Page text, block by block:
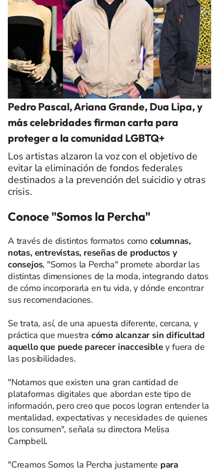
Pedro Pascal, Ariana Grande, Dua Lipa, y
más celebridades firman carta para
proteger a la comunidad LGBTQ+
Los artistas alzaron la voz con el objetivo de
evitar la eliminación de fondos federales
destinados a la prevención del suicidio y otras
crisis.
Conoce "Somos la Percha"
A través de distintos formatos como columnas,
notas, entrevistas, reseñas de productos y
consejos, "Somos la Percha" promete abordar las
distintas dimensiones de la moda, integrando datos
de cómo incorporarla en tu vida, y dónde encontrar
sus recomendaciones.
Se trata, así, de una apuesta diferente, cercana, y
práctica que muestra cómo alcanzar sin dificultad
aquello que puede parecer inaccesibley fuera de
las posibilidades.
"Notamos que existen una gran cantidad de
plataformas digitales que abordan este tipo de
información, pero creo que pocos logran entender la
mentalidad, expectativas y necesidades de quienes
los consumen", señala su directora Melisa
Campbell.
"Creamos Somos la Percha justamente para